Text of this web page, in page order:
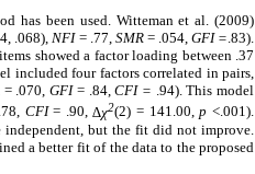
has been used. Witteman et al. (2009)
.068),NFI= .77, SMR= .054, GFI =.83).
showed a factor loading between .37
included four factors correlated in pairs,
= .070,GFI= .84,CFI = .94). This model
CFI= .90,∆χ2(2) = 141.00,p <.001).
independent, but the fit did not improve.
a better fit of the data to the proposed